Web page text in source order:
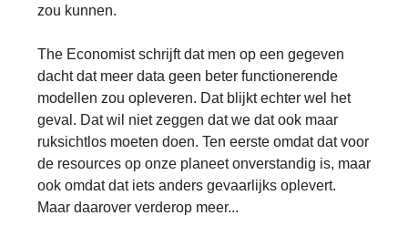
zou kunnen.
The Economist schrijft dat men op een gegeven
dacht dat meer data geen beter functionerende
modellen zou opleveren. Dat blijkt echter wel het
geval. Dat wil niet zeggen dat we dat ook maar
ruksichtlos moeten doen. Ten eerste omdat dat voor
de resources op onze planeet onverstandig is, maar
ook omdat dat iets anders gevaarlijks oplevert.
Maar daarover verderop meer...